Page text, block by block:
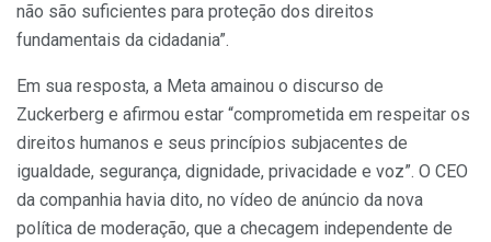
não são suficientes para proteção dos direitos
fundamentais da cidadania”.
Em sua resposta, a Meta amainou o discurso de
Zuckerberg e afirmou estar “comprometida em respeitar os
direitos humanos e seus princípios subjacentes de
igualdade, segurança, dignidade, privacidade e voz”. O CEO
da companhia havia dito, no vídeo de anúncio da nova
política de moderação, que a checagem independente de